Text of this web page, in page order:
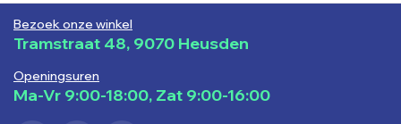
Bezoek onze winkel
Tramstraat 48, 9070 Heusden
Openingsuren
Ma-Vr 9:00-18:00, Zat 9:00-16:00